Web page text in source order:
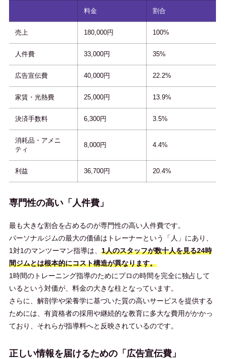
料金 割合
売上 180,000円 100%
人件費 33,000円 35%
広告宣伝費 40,000円 22.2%
家賃・光熱費 25,000円 13.9%
決済手数料 6,300円 3.5%
消耗品・アメニ
ティ
8,000円 4.4%
利益 36,700円 20.4%
専門性の高い「人件費」
最も大きな割合を占めるのが専門性の高い人件費です。
パーソナルジムの最大の価値はトレーナーという「人」にあり、
1対1のマンツーマン指導は、 1人のスタッフが数十人を見る24時
間ジムとは根本的にコスト構造が異なります。
1時間のトレーニング指導のためにプロの時間を完全に独占して
いるという対価が、料金の大きな柱となっています。
さらに、解剖学や栄養学に基づいた質の高いサービスを提供する
ためには、有資格者の採用や継続的な教育に多大な費用がかかっ
ており、それらが指導料へと反映されているのです。
正しい情報を届けるための「広告宣伝費」